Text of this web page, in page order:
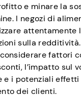
e minare la
I negozi di
attentamente
sulla redditività.
fattori
l’impatto sul
e i potenziali effetti
dei clienti.